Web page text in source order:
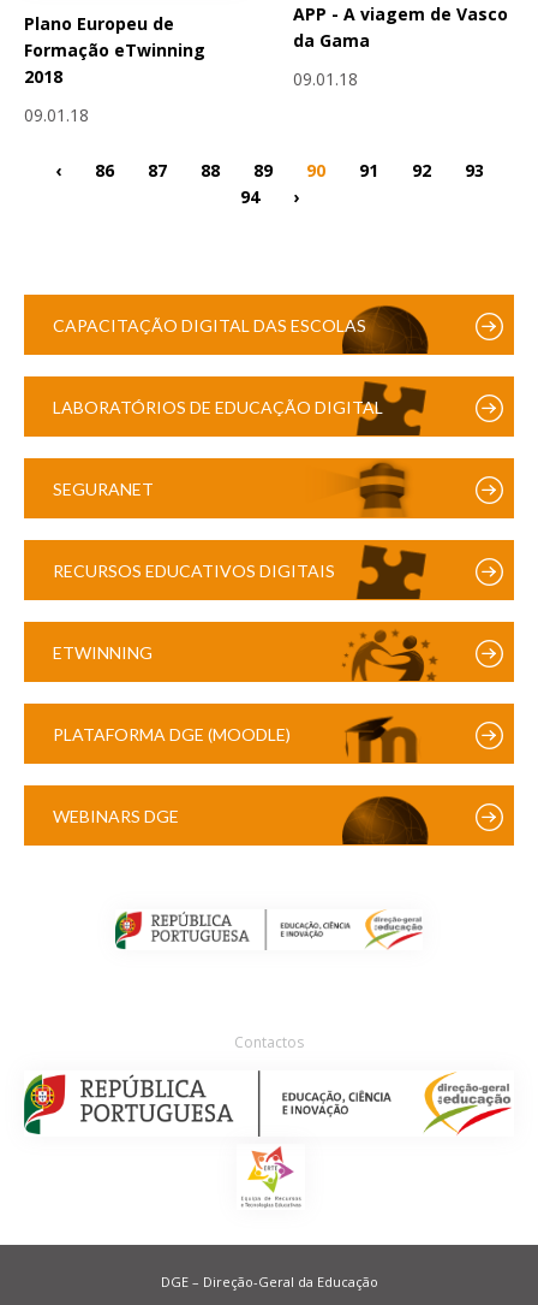
Plano Europeu de
Formação eTwinning
2018
09.01.18
APP - A viagem de Vasco
da Gama
09.01.18
‹ 86 87 88 89 90 91 92
93
94
›
CAPACITAÇÃO DIGITAL DAS ESCOLAS
LABORATÓRIOS DE EDUCAÇÃO DIGITAL
SEGURANET
RECURSOS EDUCATIVOS DIGITAIS
ETWINNING
PLATAFORMA DGE (MOODLE)
WEBINARS DGE
Contactos
DGE – Direção-Geral da Educação